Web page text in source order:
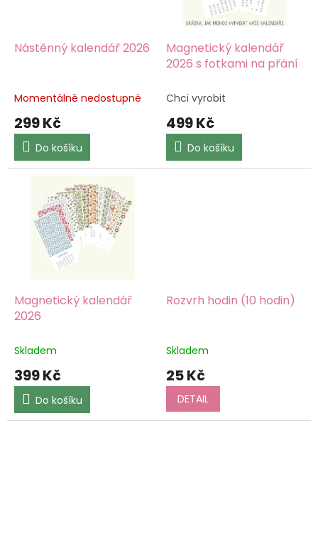
dNástěnný kalendář 2026
Momentálně nedostupné
299 Kč
Do košíku
Magnetický kalendář
2026 s fotkami na přání
Chci vyrobit
499 Kč
Do košíku
Magnetický kalendář
2026
Skladem
399 Kč
Do košíku
Rozvrh hodin (10 hodin)
Skladem
25 Kč
DETAIL